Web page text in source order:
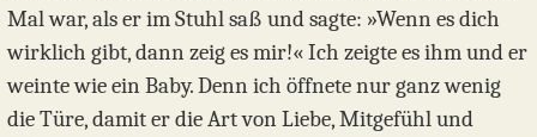
Mal war, als er im Stuhl saß und sagte: »Wenn es dich
wirklich gibt, dann zeig es mir!« Ich zeigte es ihm und er
weinte wie ein Baby. Denn ich öffnete nur ganz wenig
die Türe, damit er die Art von Liebe, Mitgefühl und